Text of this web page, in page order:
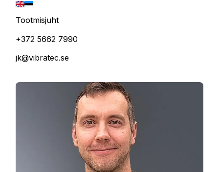
Tootmisjuht
+372 5662 7990
jk@vibratec.se